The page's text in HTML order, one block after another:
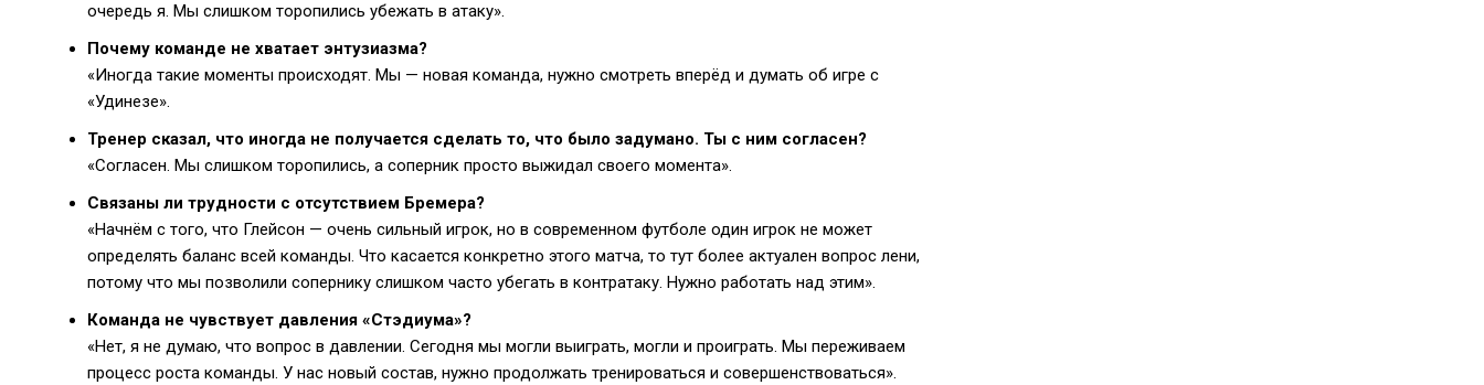
очередь я. Мы слишком торопились убежать в атаку».
Почему команде не хватает энтузиазма?
«Иногда такие моменты происходят. Мы — новая команда, нужно смотреть вперёд и думать об игре с
«Удинезе».
Тренер сказал, что иногда не получается сделать то, что было задумано. Ты с ним согласен?
«Согласен. Мы слишком торопились, а соперник просто выжидал своего момента».
Связаны ли трудности с отсутствием Бремера?
«Начнём с того, что Глейсон — очень сильный игрок, но в современном футболе один игрок не может
определять баланс всей команды. Что касается конкретно этого матча, то тут более актуален вопрос лени,
потому что мы позволили сопернику слишком часто убегать в контратаку. Нужно работать над этим».
Команда не чувствует давления «Стэдиума»?
«Нет, я не думаю, что вопрос в давлении. Сегодня мы могли выиграть, могли и проиграть. Мы переживаем
процесс роста команды. У нас новый состав, нужно продолжать тренироваться и совершенствоваться».